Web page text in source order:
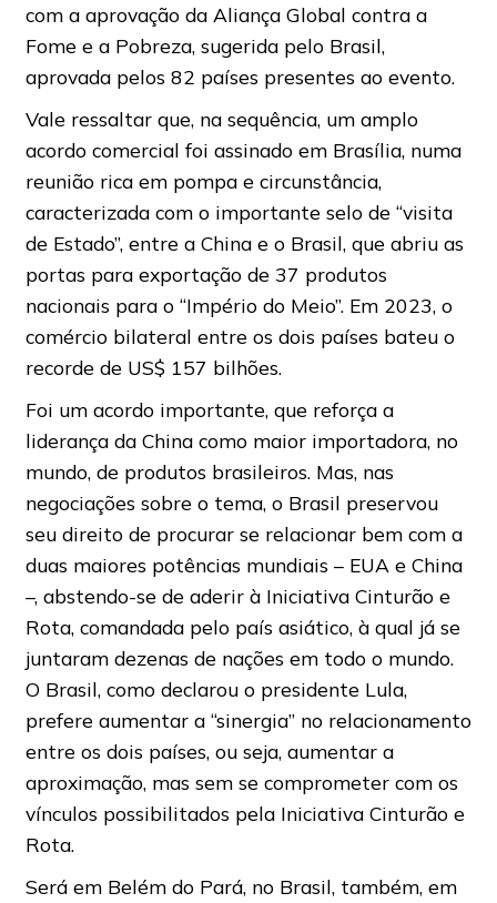
com a aprovação da Aliança Global contra a
Fome e a Pobreza, sugerida pelo Brasil,
aprovada pelos 82 países presentes ao evento.
Vale ressaltar que, na sequência, um amplo
acordo comercial foi assinado em Brasília, numa
reunião rica em pompa e circunstância,
caracterizada com o importante selo de “visita
de Estado”, entre a China e o Brasil, que abriu as
portas para exportação de 37 produtos
nacionais para o “Império do Meio”. Em 2023, o
comércio bilateral entre os dois países bateu o
recorde de US$ 157 bilhões.
Foi um acordo importante, que reforça a
liderança da China como maior importadora, no
mundo, de produtos brasileiros. Mas, nas
negociações sobre o tema, o Brasil preservou
seu direito de procurar se relacionar bem com a
duas maiores potências mundiais – EUA e China
–, abstendo-se de aderir à Iniciativa Cinturão e
Rota, comandada pelo país asiático, à qual já se
juntaram dezenas de nações em todo o mundo.
O Brasil, como declarou o presidente Lula,
prefere aumentar a “sinergia” no relacionamento
entre os dois países, ou seja, aumentar a
aproximação, mas sem se comprometer com os
vínculos possibilitados pela Iniciativa Cinturão e
Rota.
Será em Belém do Pará, no Brasil, também, em